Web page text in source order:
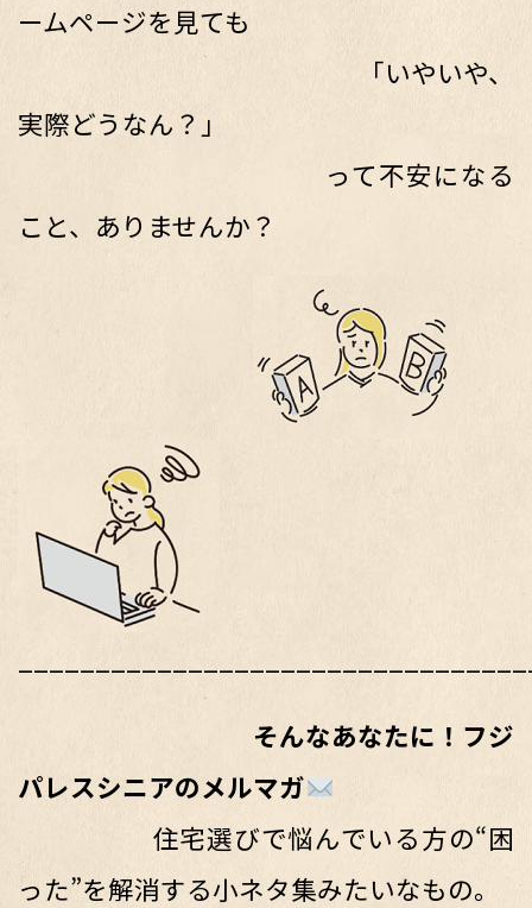
ームページを見ても
「いやいや、
実際どうなん？」
って不安になる
こと、ありませんか？
そんなあなたに！フジ
パレスシニアのメルマガ
住宅選びで悩んでいる方の“困
った”を解消する小ネタ集みたいなもの。